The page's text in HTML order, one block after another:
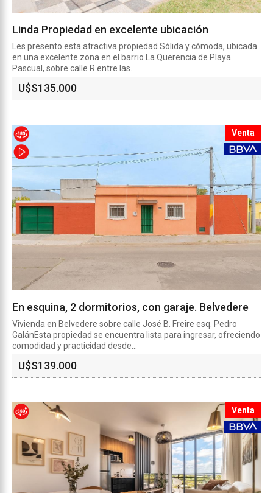
Linda Propiedad en excelente ubicación
Les presento esta atractiva propiedad.Sólida y cómoda, ubicada
en una excelente zona en el barrio La Querencia de Playa
Pascual, sobre calle R entre las...
U$S135.000
Venta
En esquina, 2 dormitorios, con garaje. Belvedere
Vivienda en Belvedere sobre calle José B. Freire esq. Pedro
GalánEsta propiedad se encuentra lista para ingresar, ofreciendo
comodidad y practicidad desde...
U$S139.000
Venta